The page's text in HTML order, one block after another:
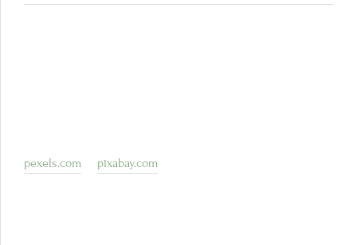
pexels.com pixabay.com